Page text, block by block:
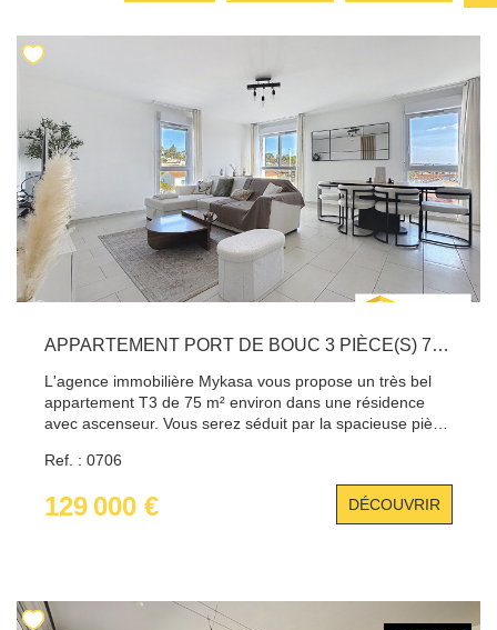
CONTACT
EN ES
APPARTEMENT PORT DE BOUC 3 PIÈCE(S) 75 M2
L'agence immobilière Mykasa vous propose un très bel
appartement T3 de 75 m² environ dans une résidence
avec ascenseur. Vous serez séduit par la spacieuse pièce
Côté nuit, vous retrouverez 2 agréables chambres , un
dressing, du rangement et une salle d'eau très
fonctionnelle. Vous bénéficierez également d'une place de
parking privative. Pour plus d'informations contacter
Ref. : 0706
129 000 € DÉCOUVRIR